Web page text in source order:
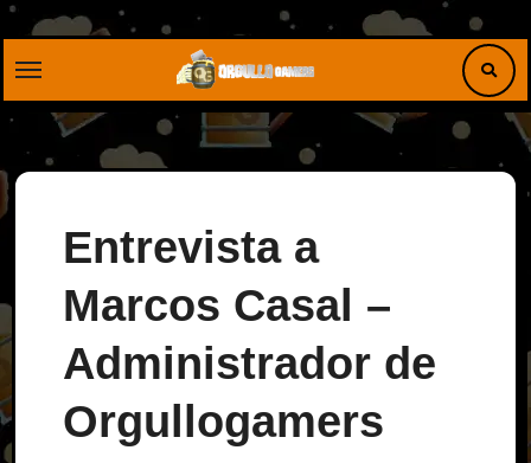
Saltar
Entrevista a
Marcos Casal –
Administrador de
Orgullogamers